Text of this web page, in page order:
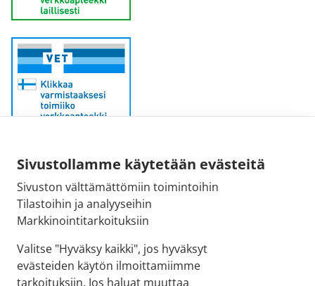
Sivustollamme käytetään evästeitä
Sivuston välttämättömiin toimintoihin
Tilastoihin ja analyyseihin
Markkinointitarkoituksiin
Valitse "Hyväksy kaikki", jos hyväksyt
evästeiden käytön ilmoittamiimme
tarkoituksiin. Jos haluat muuttaa
Sähköpostiosoite:
kirjaamo@fimea.fi
Fimean vaihde:
029 522 3341